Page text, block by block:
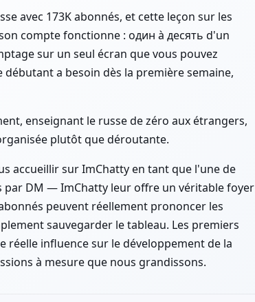
avec 173K abonnés, et cette leçon sur les
compte fonctionne : один à десять d'un
sur un seul écran que vous pouvez
a besoin dès la première semaine,
enseignant le russe de zéro aux étrangers,
plutôt que déroutante.
accueillir sur ImChatty en tant que l'une de
par DM — ImChatty leur offre un véritable foyer
peuvent réellement prononcer les
sauvegarder le tableau. Les premiers
influence sur le développement de la
à mesure que nous grandissons.